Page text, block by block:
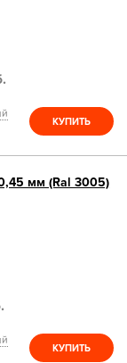
КУПИТЬ
мм (Ral 3005)
КУПИТЬ